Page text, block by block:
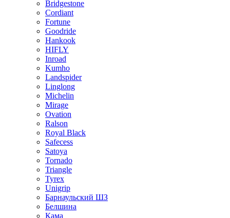
Bridgestone
Cordiant
Fortune
Goodride
Hankook
HIFLY
Inroad
Kumho
Landspider
Linglong
Michelin
Mirage
Ovation
Ralson
Royal Black
Safecess
Satoya
Tornado
Triangle
Tyrex
Unigrip
Барнаульский ШЗ
Белшина
Кама